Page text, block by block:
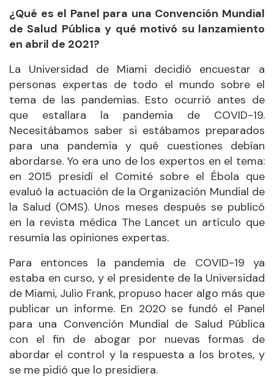
¿Qué es el Panel para una Convención Mundial
de Salud Pública y qué motivó su lanzamiento
en abril de 2021?
La Universidad de Miami decidió encuestar a
personas expertas de todo el mundo sobre el
tema de las pandemias. Esto ocurrió antes de
que estallara la pandemia de COVID-19.
Necesitábamos saber si estábamos preparados
para una pandemia y qué cuestiones debían
abordarse. Yo era uno de los expertos en el tema:
en 2015 presidí el Comité sobre el Ébola que
evaluó la actuación de la Organización Mundial de
la Salud (OMS). Unos meses después se publicó
en la revista médica The Lancet un artículo que
resumía las opiniones expertas.
Para entonces la pandemia de COVID-19 ya
estaba en curso, y el presidente de la Universidad
de Miami, Julio Frank, propuso hacer algo más que
publicar un informe. En 2020 se fundó el Panel
para una Convención Mundial de Salud Pública
con el fin de abogar por nuevas formas de
abordar el control y la respuesta a los brotes, y
se me pidió que lo presidiera.